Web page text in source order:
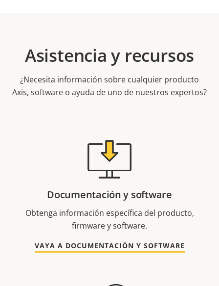
Asistencia y recursos
¿Necesita información sobre cualquier producto
Axis, software o ayuda de uno de nuestros expertos?
Documentación y software
Obtenga información específica del producto,
firmware y software.
VAYA A DOCUMENTACIÓN Y SOFTWARE